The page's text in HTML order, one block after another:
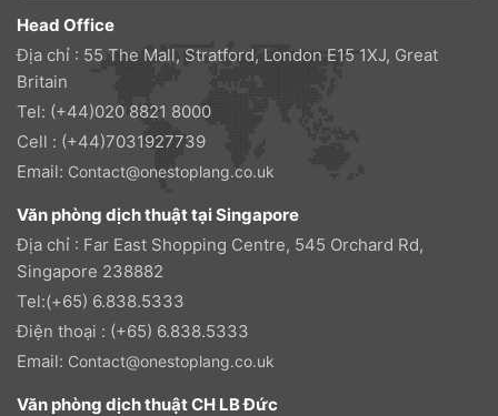
Head Office
Địa chỉ : 55 The Mall, Stratford, London E15 1XJ, Great
Britain
Tel: (+44)020 8821 8000
Cell : (+44)7031927739
Email: Contact@onestoplang.co.uk
Văn phòng dịch thuật tại Singapore
Địa chỉ : Far East Shopping Centre, 545 Orchard Rd,
Singapore 238882
Tel:(+65) 6.838.5333
Điện thoại : (+65) 6.838.5333
Email: Contact@onestoplang.co.uk
Văn phòng dịch thuật CH LB Đức